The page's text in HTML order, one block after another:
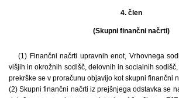
4. člen
(Skupni finančni načrti)
(1) Finančni načrti upravnih enot, Vrhovnega
višjih in okrožnih sodišč, delovnih in socialnih
prekrške se v proračunu objavijo kot skupni finančni
(2) Skupni finančni načrti iz prejšnjega odstavka se